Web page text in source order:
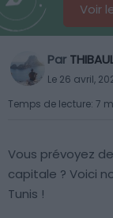
Voir
Par
Le 26 avril,
Temps de lecture: 7
Vous prévoyez
capitale ? Voici
Tunis !